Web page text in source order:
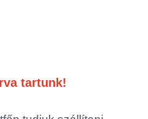
tartunk!